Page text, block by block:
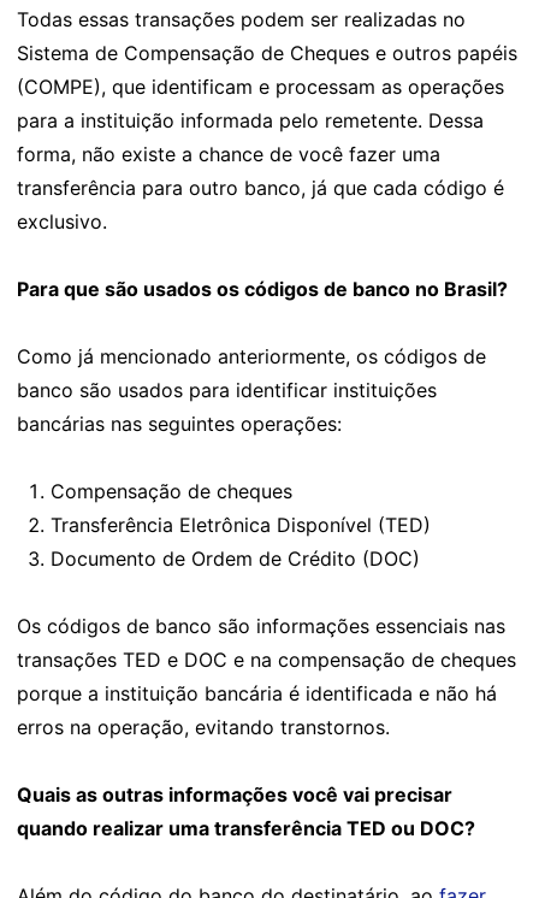
Todas essas transações podem ser realizadas no
Sistema de Compensação de Cheques e outros papéis
(COMPE), que identificam e processam as operações
para a instituição informada pelo remetente. Dessa
forma, não existe a chance de você fazer uma
transferência para outro banco, já que cada código é
exclusivo.
Para que são usados os códigos de banco no Brasil?
Como já mencionado anteriormente, os códigos de
banco são usados para identificar instituições
bancárias nas seguintes operações:
Compensação de cheques
Transferência Eletrônica Disponível (TED)
Documento de Ordem de Crédito (DOC)
Os códigos de banco são informações essenciais nas
transações TED e DOC e na compensação de cheques
porque a instituição bancária é identificada e não há
erros na operação, evitando transtornos.
Quais as outras informações você vai precisar
quando realizar uma transferência TED ou DOC?